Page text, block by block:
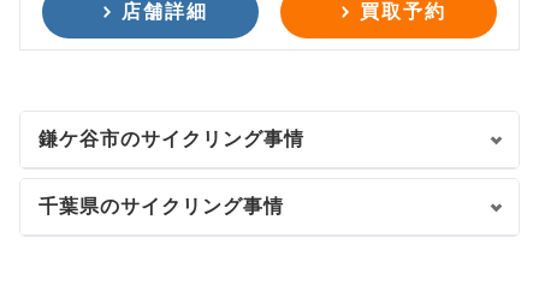
店舗詳細 買取予約
鎌ケ谷市のサイクリング事情
千葉県のサイクリング事情